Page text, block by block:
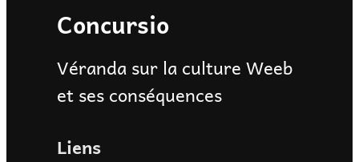
Concursio
Véranda sur la culture Weeb
et ses conséquences
Liens